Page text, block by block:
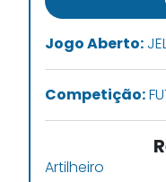
Jogo Aberto:
Competição:
Artilheiro